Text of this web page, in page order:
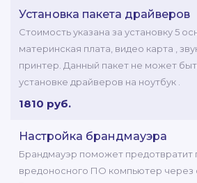
Установка пакета драйверов
Стоимость указана за установку 5
материнская плата, видео карта ,
принтер. Данный пакет не может
установке драйверов на ноутбук .
1810 руб.
Настройка брандмауэра
Брандмауэр поможет предотвратит
вредоносного ПО компьютер через